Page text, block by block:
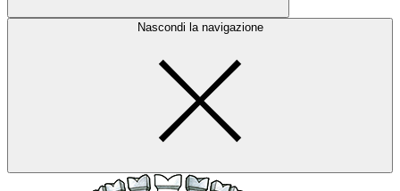
Nascondi la navigazione